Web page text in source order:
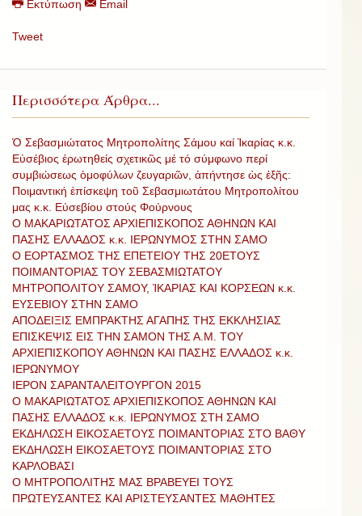
Εκτύπωση Email
Tweet
Περισσότερα Άρθρα...
Ὁ Σεβασμιώτατος Μητροπολίτης Σάμου καί Ἰκαρίας κ.κ.
Εὐσέβιος ἐρωτηθείς σχετικῶς μέ τό σύμφωνο περί
συμβιώσεως ὁμοφύλων ζευγαριῶν, ἀπήντησε ὡς ἐξῆς:
Ποιμαντική ἐπίσκεψη τοῦ Σεβασμιωτάτου Μητροπολίτου
μας κ.κ. Εὐσεβίου στούς Φούρνους
Ο ΜΑΚΑΡΙΩΤΑΤΟΣ ΑΡΧΙΕΠΙΣΚΟΠΟΣ ΑΘΗΝΩΝ ΚΑΙ
ΠΑΣΗΣ ΕΛΛΑΔΟΣ κ.κ. ΙΕΡΩΝΥΜΟΣ ΣΤΗΝ ΣΑΜΟ
Ο ΕΟΡΤΑΣΜΟΣ ΤΗΣ ΕΠΕΤΕΙΟΥ ΤΗΣ 20ΕΤΟΥΣ
ΠΟΙΜΑΝΤΟΡΙΑΣ ΤΟΥ ΣΕΒΑΣΜΙΩΤΑΤΟΥ
ΜΗΤΡΟΠΟΛΙΤΟΥ ΣΑΜΟΥ, ἸΚΑΡΙΑΣ ΚΑΙ ΚΟΡΣΕΩΝ κ.κ.
ΕΥΣΕΒΙΟΥ ΣΤΗΝ ΣΑΜΟ
ΑΠΟΔΕΙΞΙΣ ΕΜΠΡΑΚΤΗΣ ΑΓΑΠΗΣ ΤΗΣ ΕΚΚΛΗΣΙΑΣ
ΕΠΙΣΚΕΨΙΣ ΕΙΣ ΤΗΝ ΣΑΜΟΝ ΤΗΣ Α.Μ. ΤΟΥ
ΑΡΧΙΕΠΙΣΚΟΠΟΥ ΑΘΗΝΩΝ ΚΑΙ ΠΑΣΗΣ ΕΛΛΑΔΟΣ κ.κ.
ΙΕΡΩΝΥΜΟΥ
ΙΕΡΟΝ ΣΑΡΑΝΤΑΛΕΙΤΟΥΡΓΟΝ 2015
Ο ΜΑΚΑΡΙΩΤΑΤΟΣ ΑΡΧΙΕΠΙΣΚΟΠΟΣ ΑΘΗΝΩΝ ΚΑΙ
ΠΑΣΗΣ ΕΛΛΑΔΟΣ κ.κ. ΙΕΡΩΝΥΜΟΣ ΣΤΗ ΣΑΜΟ
ΕΚΔΗΛΩΣΗ ΕΙΚΟΣΑΕΤΟΥΣ ΠΟΙΜΑΝΤΟΡΙΑΣ ΣΤΟ ΒΑΘΥ
ΕΚΔΗΛΩΣΗ ΕΙΚΟΣΑΕΤΟΥΣ ΠΟΙΜΑΝΤΟΡΙΑΣ ΣΤΟ
ΚΑΡΛΟΒΑΣΙ
Ο ΜΗΤΡΟΠΟΛΙΤΗΣ ΜΑΣ ΒΡΑΒΕΥΕΙ ΤΟΥΣ
ΠΡΩΤΕΥΣΑΝΤΕΣ ΚΑΙ ΑΡΙΣΤΕΥΣΑΝΤΕΣ ΜΑΘΗΤΕΣ